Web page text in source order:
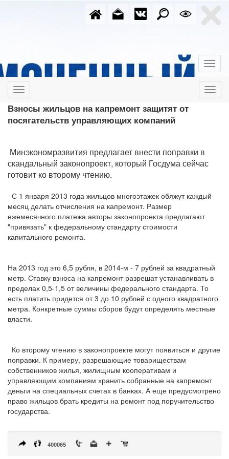
Взносы жильцов на капремонт защитят от
посягательств управляющих компаний
Минэкономразвития предлагает внести поправки в
скандальный законопроект, который Госдума сейчас
готовит ко второму чтению.
С 1 января 2013 года жильцов многоэтажек обяжут каждый
месяц делать отчисления на капремонт. Размер
ежемесячного платежа авторы законопроекта предлагают
"привязать" к федеральному стандарту стоимости
капитального ремонта.
На 2013 год это 6,5 рубля, в 2014-м - 7 рублей за квадратный
метр. Ставку взноса на капремонт разрешат устанавливать в
пределах 0,5-1,5 от величины федерального стандарта. То
есть платить придется от 3 до 10 рублей с одного квадратного
метра. Конкретные суммы сборов будут определять местные
власти.
Ко второму чтению в законопроекте могут появиться и другие
поправки. К примеру, разрешающие товариществам
собственников жилья, жилищным кооперативам и
управляющим компаниям хранить собранные на капремонт
деньги на специальных счетах в банках. А еще предусмотрено
право жильцов брать кредиты на ремонт под поручительство
государства.
400065